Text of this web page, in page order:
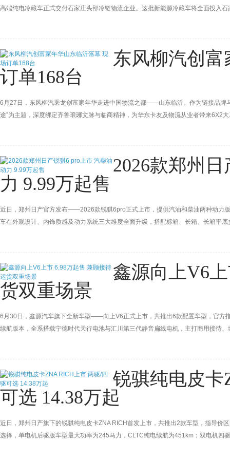
高端纯电冷藏车正式交付石家庄头部冷链物流企业。这批新能源冷藏车将全面投入
东风柳汽创
订单168台
6月27日，东风柳汽乘龙创富家年华走进中国物流之都——山东临沂。作为链接品牌
途”为主题，深度绑定齐鲁琅琊文脉与临商精神，为华东卡友及物流从业者带来6X2
2026款郑州
力 9.99万起售
近日，郑州日产官方发布——2026款锐骐6pro正式上市，提供汽油和柴油两种动力
车在外观设计、内饰质感及动力系统三大维度全面升级，搭配标箱、长箱、长箱平
鑫源向上V6
货双重场景
6月30日，鑫源汽车旗下全新车型——向上V6正式上市，共推出6款配置车型，官方
续航版本，全系搭载宁德时代天行电池与汇川第三代静音扁线电机，主打商用接待
锐骐纯电皮卡
可选 14.38万起
近日，郑州日产旗下的锐骐纯电皮卡ZNA RICH首发上市，共推出2款车型，指导
选择，单电机后驱版车型最大功率为245马力，CLTC纯电续航为451km；双电机四